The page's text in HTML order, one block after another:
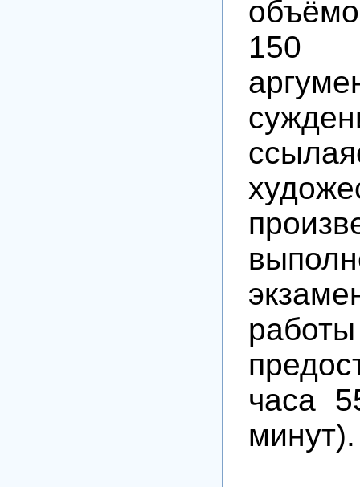
работы
часа
минут).